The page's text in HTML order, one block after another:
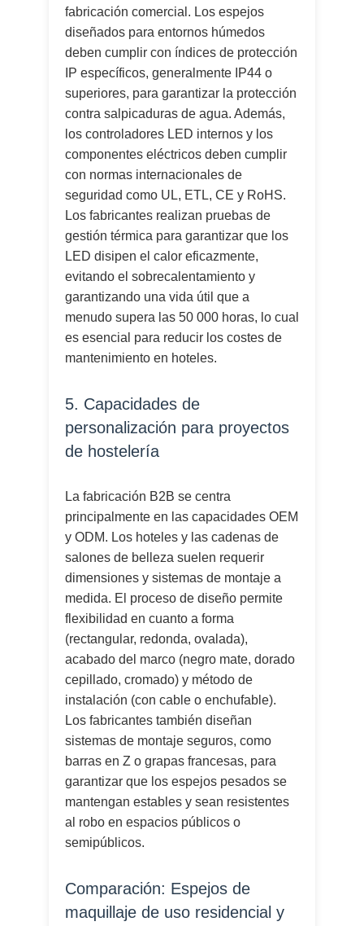
fabricación comercial. Los espejos
diseñados para entornos húmedos
deben cumplir con índices de protección
IP específicos, generalmente IP44 o
superiores, para garantizar la protección
contra salpicaduras de agua. Además,
los controladores LED internos y los
componentes eléctricos deben cumplir
con normas internacionales de
seguridad como UL, ETL, CE y RoHS.
Los fabricantes realizan pruebas de
gestión térmica para garantizar que los
LED disipen el calor eficazmente,
evitando el sobrecalentamiento y
garantizando una vida útil que a
menudo supera las 50 000 horas, lo cual
es esencial para reducir los costes de
mantenimiento en hoteles.
5. Capacidades de
personalización para proyectos
de hostelería
La fabricación B2B se centra
principalmente en las capacidades OEM
y ODM. Los hoteles y las cadenas de
salones de belleza suelen requerir
dimensiones y sistemas de montaje a
medida. El proceso de diseño permite
flexibilidad en cuanto a forma
(rectangular, redonda, ovalada),
acabado del marco (negro mate, dorado
cepillado, cromado) y método de
instalación (con cable o enchufable).
Los fabricantes también diseñan
sistemas de montaje seguros, como
barras en Z o grapas francesas, para
garantizar que los espejos pesados se
mantengan estables y sean resistentes
al robo en espacios públicos o
semipúblicos.
Comparación: Espejos de
maquillaje de uso residencial y